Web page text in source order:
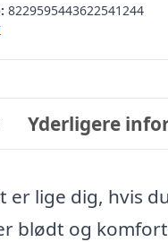
8229595443622541244
Yderligere
er lige dig, hvis
blødt og